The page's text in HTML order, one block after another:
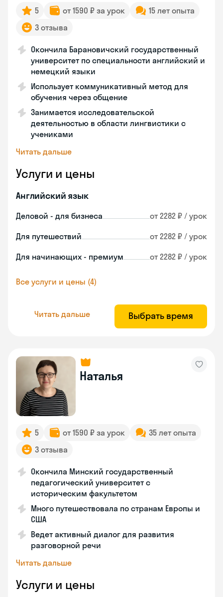
5 от 1590 ₽ за урок
15 лет опыта
3 отзыва
Окончила Барановичский государственный
университет по специальности английский и
немецкий языки
Использует коммуникативный метод для
обучения через общение
Занимается исследовательской
деятельностью в области лингвистики с
учениками
Читать дальше
Услуги и цены
Английский язык
Деловой - для бизнеса от 2282 ₽ / урок
Для путешествий от 2282 ₽ / урок
Для начинающих - премиум от 2282 ₽ / урок
Все услуги и цены (4)
Читать дальше Выбрать время
Наталья
5 от 1590 ₽ за урок
35 лет опыта
3 отзыва
Окончила Минский государственный
педагогический университет с
историческим факультетом
Много путешествовала по странам Европы и
США
Ведет активный диалог для развития
разговорной речи
Читать дальше
Услуги и цены